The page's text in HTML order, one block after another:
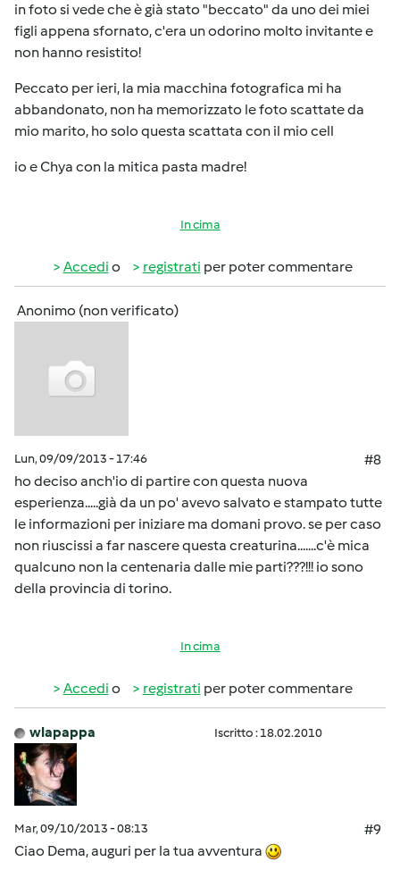
in foto si vede che è già stato "beccato" da uno dei miei
figli appena sfornato, c'era un odorino molto invitante e
non hanno resistito!
Peccato per ieri, la mia macchina fotografica mi ha
abbandonato, non ha memorizzato le foto scattate da
mio marito, ho solo questa scattata con il mio cell
io e Chya con la mitica pasta madre!
In cima
Accedi o registrati per poter commentare
Anonimo (non verificato)
Lun, 09/09/2013 - 17:46
#8
ho deciso anch'io di partire con questa nuova
esperienza.....già da un po' avevo salvato e stampato tutte
le informazioni per iniziare ma domani provo. se per caso
non riuscissi a far nascere questa creaturina.......c'è mica
qualcuno non la centenaria dalle mie parti???!!! io sono
della provincia di torino.
In cima
Accedi o registrati per poter commentare
wlapappa Iscritto : 18.02.2010
Mar, 09/10/2013 - 08:13
#9
Ciao Dema, auguri per la tua avventura